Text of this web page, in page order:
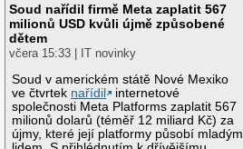
Soud nařídil firmě Meta zaplatit 567
milionů USD kvůli újmě způsobené
dětem
včera 15:33 | IT novinky
Soud v americkém státě Nové Mexiko
ve čtvrtek nařídil
internetové
společnosti Meta Platforms zaplatit 567
milionů dolarů (téměř 12 miliard Kč) za
újmy, které její platformy působí mladým